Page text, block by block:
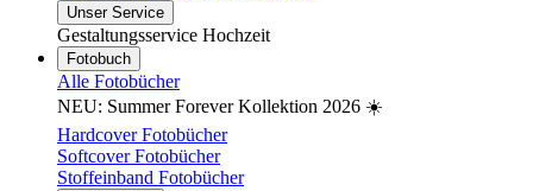
Unser Service
Gestaltungsservice Hochzeit
Fotobuch
Alle Fotobücher
NEU: Summer Forever Kollektion 2026 ☀️
Hardcover Fotobücher
Softcover Fotobücher
Stoffeinband Fotobücher